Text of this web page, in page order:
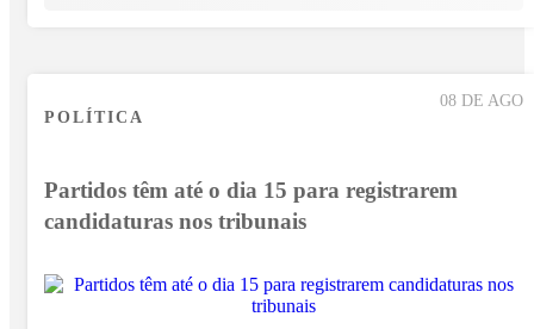
08 DE AGO
POLÍTICA
Partidos têm até o dia 15 para registrarem
candidaturas nos tribunais